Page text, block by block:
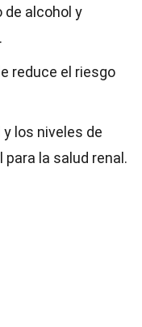
de alcohol y
reduce el riesgo
los niveles de
la salud renal.